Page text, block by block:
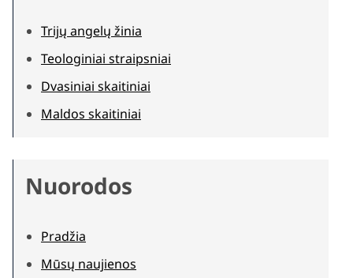
Trijų angelų žinia
Teologiniai straipsniai
Dvasiniai skaitiniai
Maldos skaitiniai
Nuorodos
Pradžia
Mūsų naujienos